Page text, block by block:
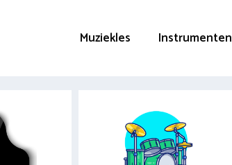
Muziekles Instrumenten